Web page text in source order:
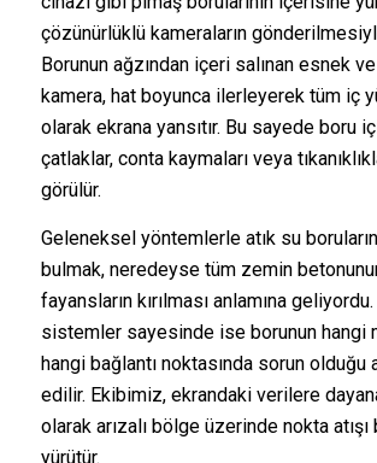
çözünürlüklü kameraların
Borunun ağzından içeri salınan esnek
kamera, hat boyunca ilerleyerek tüm iç
olarak ekrana yansıtır. Bu sayede boru
çatlaklar, conta kaymaları veya
görülür.
Geleneksel yöntemlerle atık su
bulmak, neredeyse tüm zemin
fayansların kırılması anlamına
sistemler sayesinde ise borunun hangi
hangi bağlantı noktasında sorun olduğu
edilir. Ekibimiz, ekrandaki verilere
olarak arızalı bölge üzerinde nokta atışı
yürütür.